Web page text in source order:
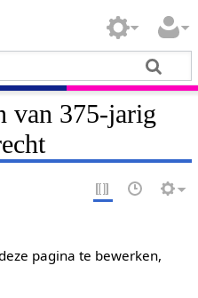
van 375-jarig
pagina te bewerken,